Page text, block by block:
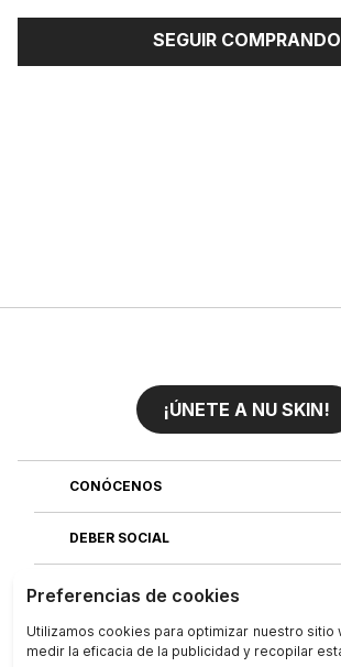
SEGUIR COMPRANDO
¡ÚNETE A NU SKIN!
CONÓCENOS
DEBER SOCIAL
ÚNETE AL EQUIPO
DESCUBRE NUESTRAS APLICACIONES